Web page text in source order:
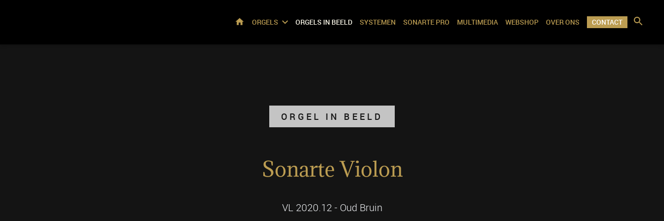
HOME
ORGELS ORGELS IN BEELD SYSTEMEN SONARTE PRO MULTIMEDIA WEBSHOP OVER ONS CONTACT
ORGEL IN BEELD
Sonarte Violon
VL 2020.12 - Oud Bruin